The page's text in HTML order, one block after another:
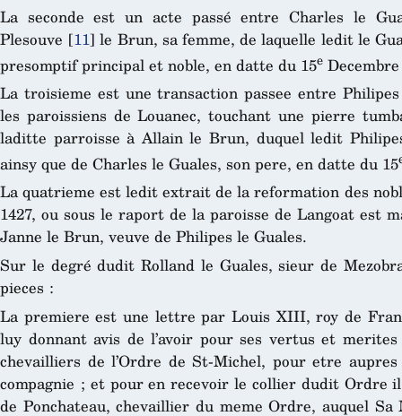
La seconde est un acte passé entre Charles le
Plesouve [11] le Brun, sa femme, de laquelle ledit le
presomptif principal et noble, en datte du 15e
La troisieme est une transaction passee entre
les paroissiens de Louanec, touchant une pierre
laditte parroisse à Allain le Brun, duquel ledit
ainsy que de Charles le Guales, son pere, en datte du 15
La quatrieme est ledit extrait de la reformation des
1427, ou sous le raport de la paroisse de Langoat est
Janne le Brun, veuve de Philipes le Guales.
Sur le degré dudit Rolland le Guales, sieur de
pieces :
La premiere est une lettre par Louis XIII, roy de
luy donnant avis de l’avoir pour ses vertus et merites
chevailliers de l’Ordre de St-Michel, pour etre
compagnie ; et pour en recevoir le collier dudit Ordre
de Ponchateau, chevaillier du meme Ordre, auquel Sa